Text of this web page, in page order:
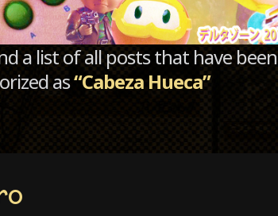
a list of all posts that have been
as“Cabeza Hueca”